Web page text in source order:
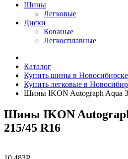
Шины
Легковые
Диски
Кованые
Легкосплавные
Каталог
Купить шины в Новосибирске
Купить легковые в
Шины IKON Autograph Aqua
Шины IKON
215/45 R16